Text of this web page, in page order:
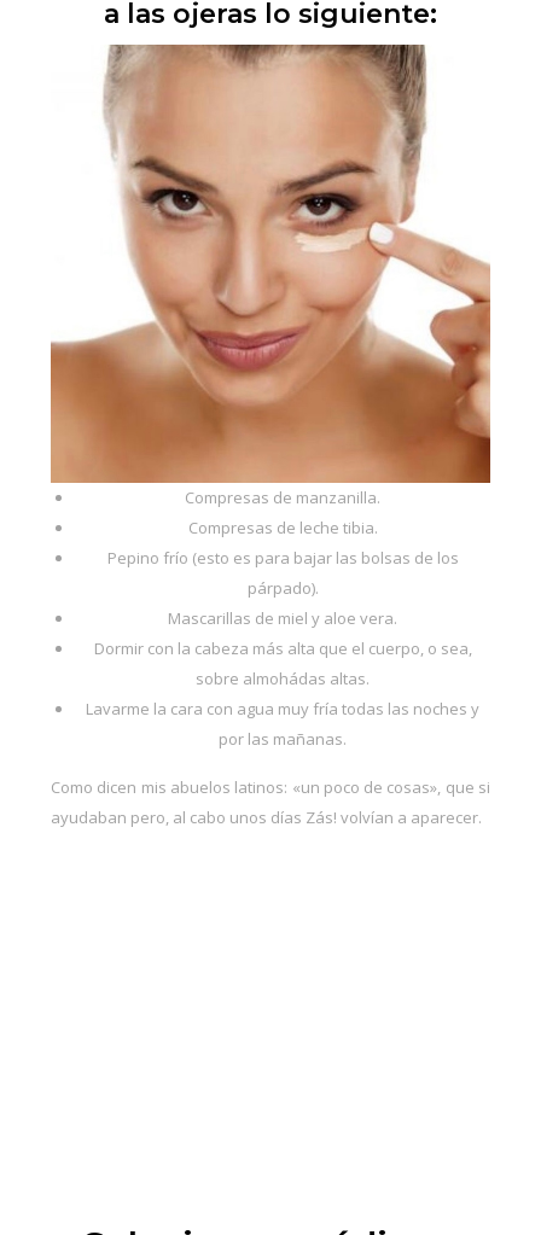
a las ojeras lo siguiente:
Compresas de manzanilla.
Compresas de leche tibia.
Pepino frío (esto es para bajar las bolsas de los
párpado).
Mascarillas de miel y aloe vera.
Dormir con la cabeza más alta que el cuerpo, o sea,
sobre almohádas altas.
Lavarme la cara con agua muy fría todas las noches y
por las mañanas.
Como dicen mis abuelos latinos: «un poco de cosas», que si
ayudaban pero, al cabo unos días Zás! volvían a aparecer.